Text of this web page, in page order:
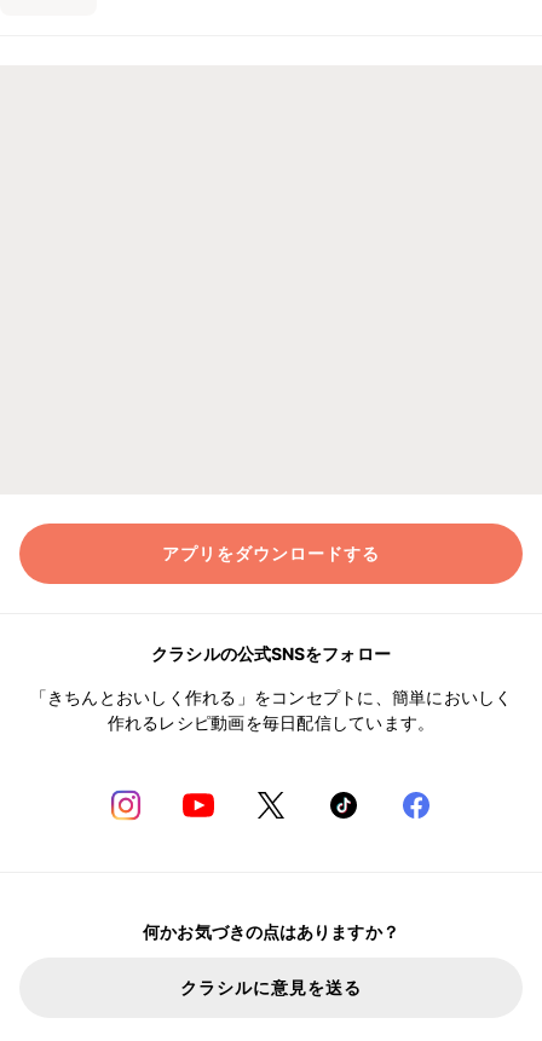
アプリをダウンロードする
クラシルの公式SNSをフォロー
「きちんとおいしく作れる」をコンセプトに、簡単においしく
作れるレシピ動画を毎日配信しています。
何かお気づきの点はありますか？
クラシルに意見を送る